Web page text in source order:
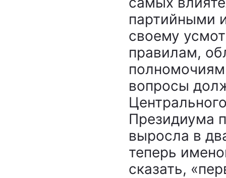
партийными
своему
правилам,
вопросы
Президиума
выросла в
теперь
сказать,